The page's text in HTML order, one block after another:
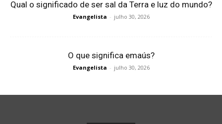
Qual o significado de ser sal da Terra e luz do mundo?
Evangelista - julho 30, 2026
O que significa emaús?
Evangelista - julho 30, 2026